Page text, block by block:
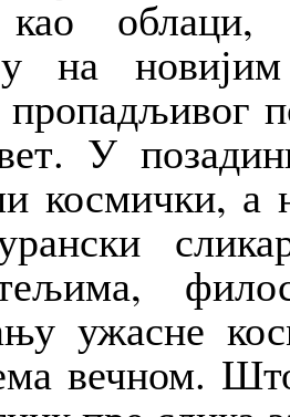
као
на
пропадљивог
У
космички, а
ужасне
вечном.